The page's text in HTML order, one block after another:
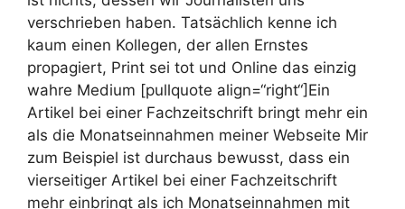
verschrieben haben. Tatsächlich kenne ich
kaum einen Kollegen, der allen Ernstes
propagiert, Print sei tot und Online das einzig
wahre Medium [pullquote align=“right“]Ein
Artikel bei einer Fachzeitschrift bringt mehr ein
als die Monatseinnahmen meiner Webseite Mir
zum Beispiel ist durchaus bewusst, dass ein
vierseitiger Artikel bei einer Fachzeitschrift
mehr einbringt als ich Monatseinnahmen mit